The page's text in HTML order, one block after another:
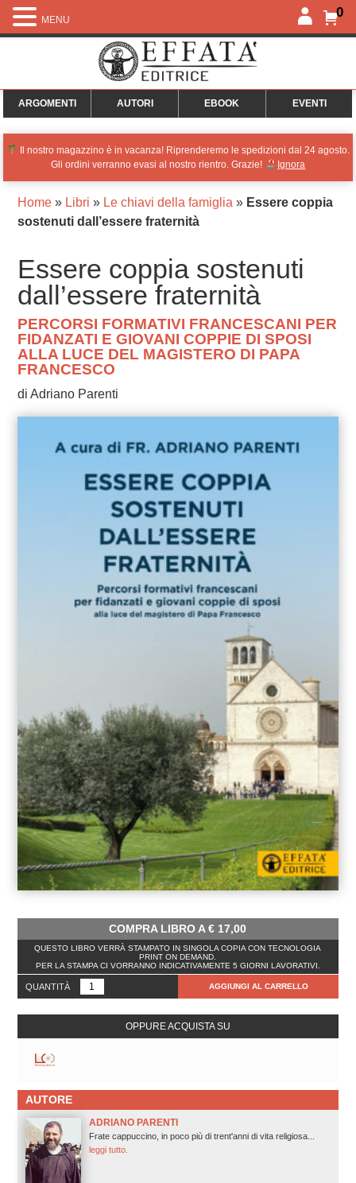
0
ARGOMENTI AUTORI EBOOK EVENTI
Il nostro magazzino è in vacanza! Riprenderemo le spedizioni dal 24 agosto.
Gli ordini verranno evasi al nostro rientro. Grazie!
Ignora
Home» Libri » Le chiavi della famiglia » Essere coppia
sostenuti dall’essere fraternità
Essere coppia sostenuti
dall’essere fraternità
PERCORSI FORMATIVI FRANCESCANI PER
FIDANZATI E GIOVANI COPPIE DI SPOSI
ALLA LUCE DEL MAGISTERO DI PAPA
FRANCESCO
di Adriano Parenti
COMPRA LIBRO A€ 17,00
QUESTO LIBRO VERRÀ STAMPATO IN SINGOLA COPIA CON TECNOLOGIA
PRINT ON DEMAND.
PER LA STAMPA CI VORRANNO INDICATIVAMENTE 5 GIORNI LAVORATIVI.
QUANTITÀ AGGIUNGI AL CARRELLO
OPPURE ACQUISTA SU
AUTORE
ADRIANO PARENTI
Frate cappuccino, in poco più di trent'anni di vita religiosa...
leggi tutto.
MENU